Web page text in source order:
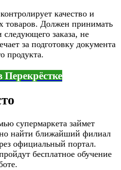
качество и
товаров. Должен принимать
заказа, не
за подготовку документа
продукта.
Перекрёстке
супермаркета займет
найти ближайший филиал
официальный портал.
бесплатное обучение